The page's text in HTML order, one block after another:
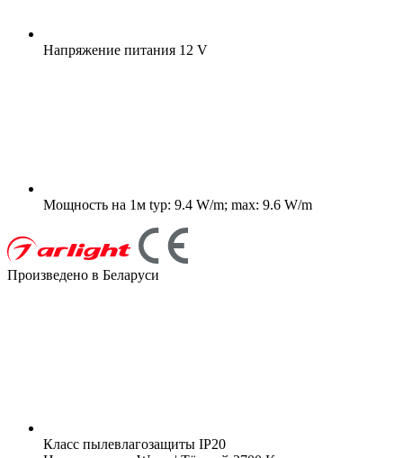
Напряжение питания 12 V
Мощность на 1м typ: 9.4 W/m; max: 9.6 W/m
Произведено в Беларуси
Класс пылевлагозащиты IP20